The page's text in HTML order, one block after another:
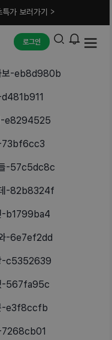
가 보러가기 >
로그인
보-eb8d980b
d481b911
-e8294525
-73bf6cc3
들-57c5dc8c
데-82b8324f
-b1799ba4
-6e7ef2dd
-c5352639
-567fa95c
-e3f8ccfb
7268cb01